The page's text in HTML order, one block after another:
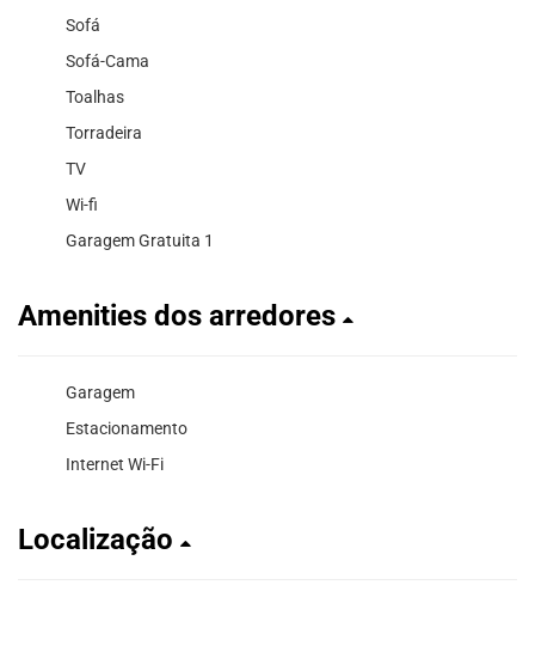
Sofá
Sofá-Cama
Toalhas
Torradeira
TV
Wi-fi
Garagem Gratuita 1
Amenities dos arredores
Garagem
Estacionamento
Internet Wi-Fi
Localização